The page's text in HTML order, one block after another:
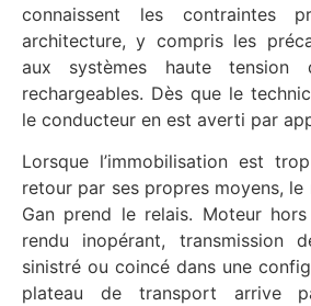
connaissent les contraintes
architecture, y compris les
aux systèmes haute tension
rechargeables. Dès que le
le conducteur en est averti par
Lorsque l’immobilisation est
retour par ses propres moyens,
Gan prend le relais. Moteur hors
rendu inopérant, transmission
sinistré ou coincé dans une
plateau de transport arrive